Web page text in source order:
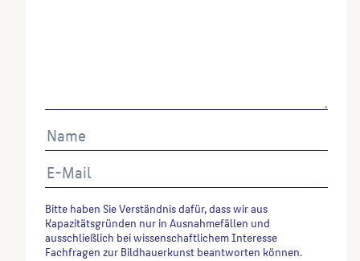
Bitte haben Sie Verständnis dafür, dass wir aus
Kapazitätsgründen nur in Ausnahmefällen und
ausschließlich bei wissenschaftlichem Interesse
Fachfragen zur Bildhauerkunst beantworten können.